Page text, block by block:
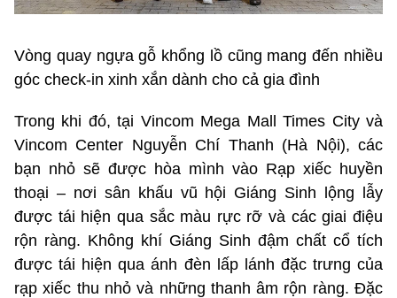
Vòng quay ngựa gỗ khổng lồ cũng mang đến nhiều
góc check-in xinh xắn dành cho cả gia đình
Trong khi đó, tại Vincom Mega Mall Times City và
Vincom Center Nguyễn Chí Thanh (Hà Nội), các
bạn nhỏ sẽ được hòa mình vào Rạp xiếc huyền
thoại – nơi sân khấu vũ hội Giáng Sinh lộng lẫy
được tái hiện qua sắc màu rực rỡ và các giai điệu
rộn ràng. Không khí Giáng Sinh đậm chất cổ tích
được tái hiện qua ánh đèn lấp lánh đặc trưng của
rạp xiếc thu nhỏ và những thanh âm rộn ràng. Đặc